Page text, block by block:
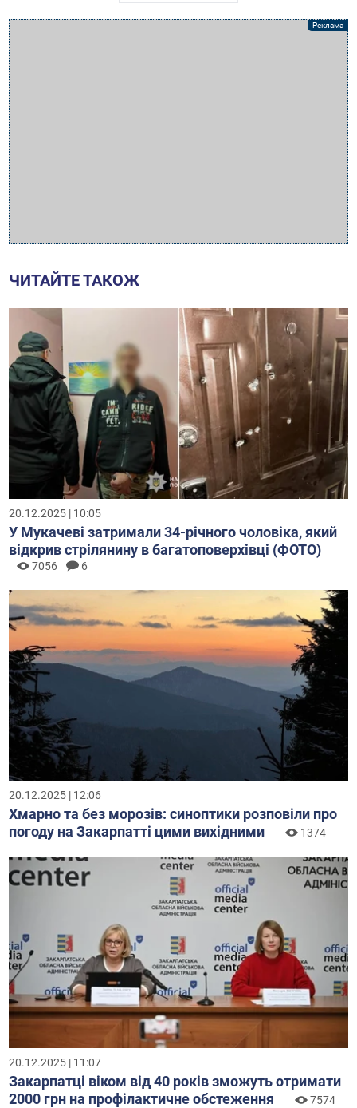
ЧИТАЙТЕ ТАКОЖ
20.12.2025 | 10:05
У Мукачеві затримали 34-річного чоловіка, який
відкрив стрілянину в багатоповерхівці (ФОТО)
7056 6
20.12.2025 | 12:06
Хмарно та без морозів: синоптики розповіли про
погоду на Закарпатті цими вихідними
1374
20.12.2025 | 11:07
Закарпатці віком від 40 років зможуть отримати
2000 грн на профілактичне обстеження
7574